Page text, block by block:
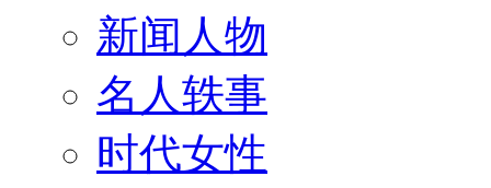
新闻人物
名人轶事
时代女性